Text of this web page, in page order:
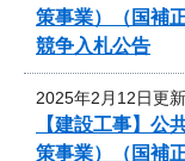
策事業）（国補
競争入札公告
2025年2月12日更新
【建設工事】公
策事業）（国補